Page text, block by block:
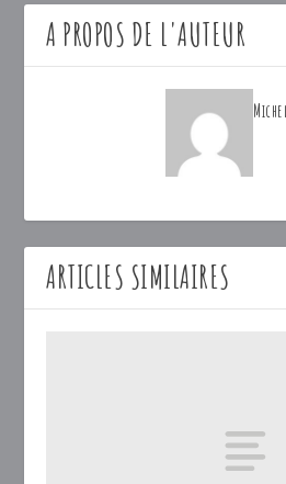
A PROPOS DE L'AUTEUR
ARTICLES SIMILAIRES